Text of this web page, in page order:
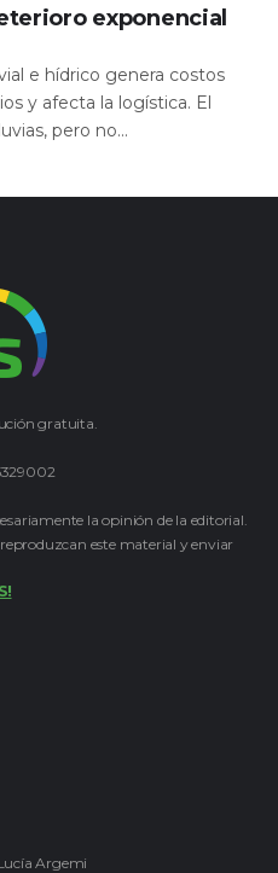
exponencial
e hídrico genera costos
y afecta la logística. El
pero no...
gratuita.
la opinión de la editorial.
este material y enviar
Argemi